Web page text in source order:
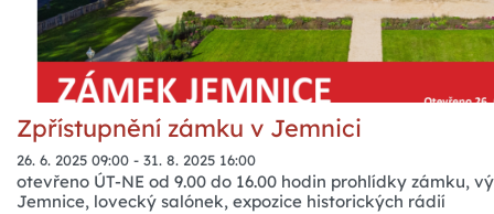
26. 6. 2025 09:00 - 31. 8. 2025 16:00
Zpřístupnění zámku v Jemnici
otevřeno ÚT-NE od 9.00 do 16.00 hodin prohlídky zámku,
Jemnice, lovecký salónek, expozice historických rádií